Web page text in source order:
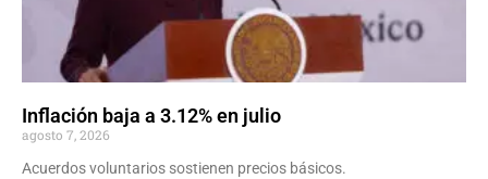
Inflación baja a 3.12% en julio
agosto 7, 2026
Acuerdos voluntarios sostienen precios básicos.